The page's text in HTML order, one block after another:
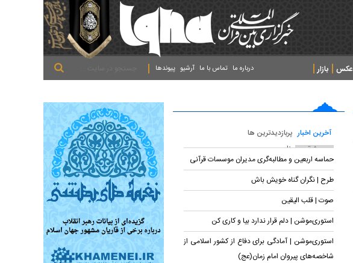
عکس
بازار
پیوندها آرشیو تماس با ما درباره ما
آخرین اخبار پربازدیدترین ها
پربحث ترین عناوین
حماسه اربعین و مطالبه‌گری مدیران موسسات قرآنی
طرح | نگران گناه خویش باش
صوت | قلب الیقین
استوری‌موشن | دلم قرار ندارد بیا و کاری کن
استوری‌موشن | آمادگی برای دفاع از کشور اسلامی از
شاخصه‌های پیروان امام زمان(عج)